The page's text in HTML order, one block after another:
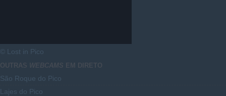
© Lost in Pico
OUTRAS WEBCAMS EM DIRETO
São Roque do Pico
Lajes do Pico